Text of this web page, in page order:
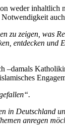
weder
zu zeigen, was
entdecken und
–damals
in Deutschland
anregen